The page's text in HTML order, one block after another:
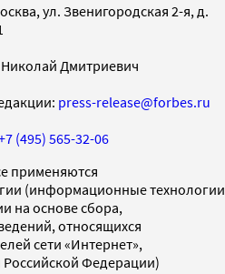
ул. Звенигородская 2-я, д.
Дмитриевич
press-release@forbes.ru
(495) 565-32-06
применяются
(информационные технологии
на основе сбора,
относящихся
сети «Интернет»,
Федерации)